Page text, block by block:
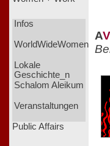
Infos
WorldWideWomen
Lokale
Geschichte_n
Schalom Aleikum
Veranstaltungen
Public Affairs
AV